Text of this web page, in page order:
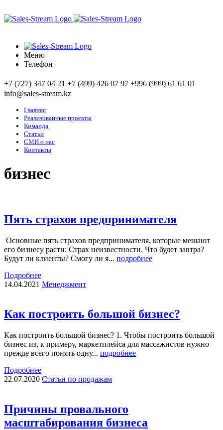
Меню
Телефон
+7 (727) 347 04 21 +7 (499) 426 07 97 +996 (999) 61 61 01
info@sales-stream.kz
Главная
Реализованные проекты
Команда
Статьи
СМИ о нас
Контакты
бизнес
Пять страхов предпринимателя
Основные пять страхов предпринимателя, которые мешают
его бизнесу расти: Страх неизвестности. Что будет завтра?
Будут ли клиенты? Смогу ли я... подробнее
Подробнее
14.04.2021 Менеджмент
Как построить большой бизнес?
Как построить большой бизнес? 1. Чтобы построить большой
бизнес из, к примеру, маркетплейса для массажистов нужно
прежде всего понять одну... подробнее
Подробнее
22.07.2020 Статьи по продажам
Причины провального
масштабирования бизнеса